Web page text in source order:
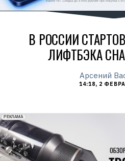
В РОССИИ
ЛИФТБЭКА
Арсений
14:18, 2
erid: 2VfnxxmNzs5
РЕКЛАМА